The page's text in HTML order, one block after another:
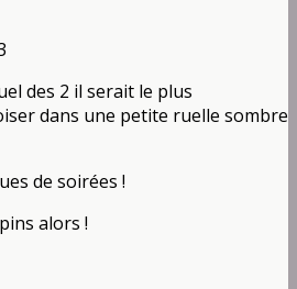
des 2 il serait le plus
dans une petite ruelle sombre
de soirées !
alors !